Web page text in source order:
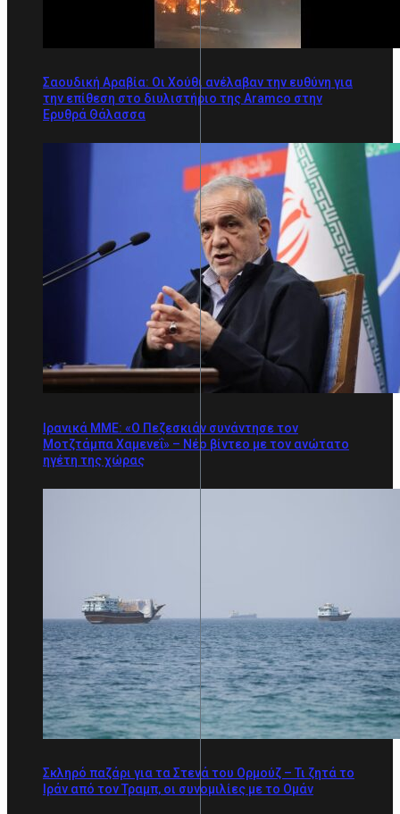
Σαουδική Αραβία: Οι Χούθι ανέλαβαν την ευθύνη για
την επίθεση στο διυλιστήριο της Aramco στην
Ερυθρά Θάλασσα
Ιρανικά ΜΜΕ: «Ο Πεζεσκιάν συνάντησε τον
Μοτζτάμπα Χαμενεΐ» – Νέο βίντεο με τον ανώτατο
ηγέτη της χώρας
Σκληρό παζάρι για τα Στενά του Ορμούζ – Τι ζητά το
Ιράν από τον Τραμπ, οι συνομιλίες με το Ομάν